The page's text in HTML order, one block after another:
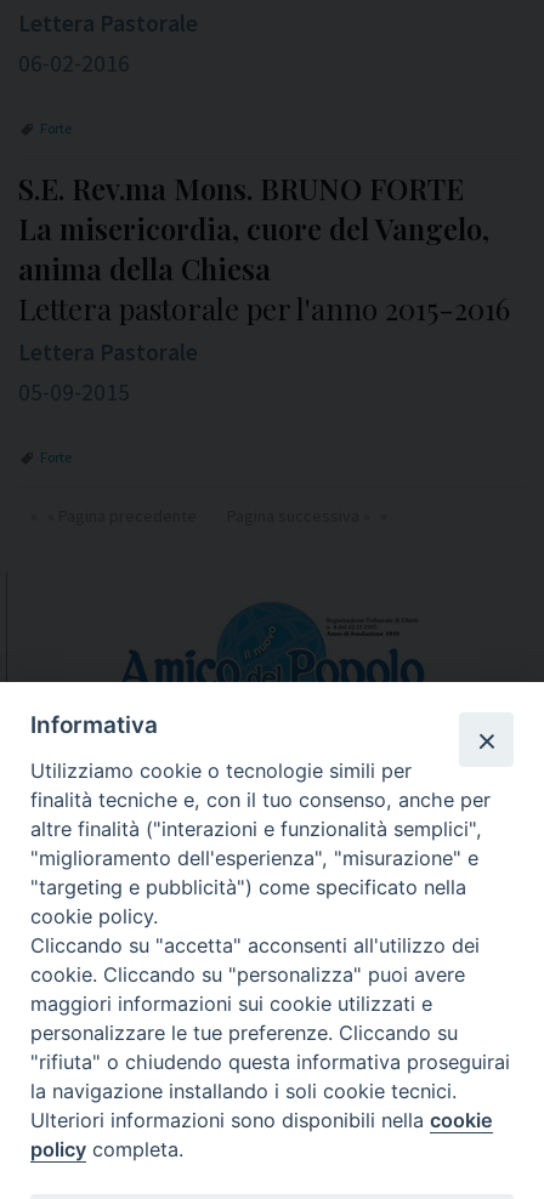
Lettera Pastorale
06-02-2016
Forte
S.E. Rev.ma Mons. BRUNO FORTE
La misericordia, cuore del Vangelo,
anima della Chiesa
Lettera pastorale per l'anno 2015-2016
Lettera Pastorale
05-09-2015
Forte
N.7/8 LUGLIO AGOSTO
N. 6 GIUGNO 2026
N°5 MAGGIO 2026
N° 4 APRILE 2026
Informativa
Utilizziamo cookie o tecnologie simili per
finalità tecniche e, con il tuo consenso, anche per
altre finalità ("interazioni e funzionalità semplici",
"miglioramento dell'esperienza", "misurazione" e
"targeting e pubblicità") come specificato nella
cookie policy.
Cliccando su "accetta" acconsenti all'utilizzo dei
cookie. Cliccando su "personalizza" puoi avere
maggiori informazioni sui cookie utilizzati e
personalizzare le tue preferenze. Cliccando su
"rifiuta" o chiudendo questa informativa proseguirai
la navigazione installando i soli cookie tecnici.
Ulteriori informazioni sono disponibili nellacookie
policy completa.